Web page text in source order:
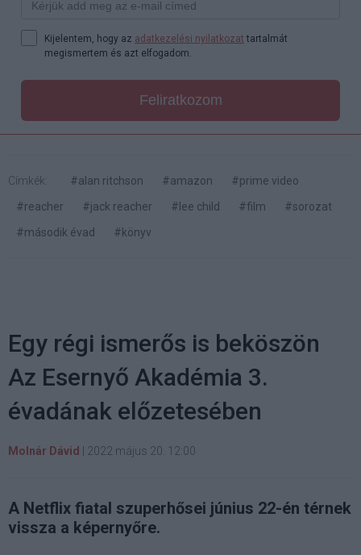
Kijelentem, hogy az adatkezelési nyilatkozat tartalmát
megismertem és azt elfogadom.
Feliratkozom
Címkék: #alan ritchson #amazon
#prime video
#reacher
#jack reacher #lee child #film
#sorozat
#második évad
#könyv
Egy régi ismerős is beköszön
Az Esernyő Akadémia 3.
évadának előzetesében
Molnár Dávid | 2022 május 20. 12:00
A Netflix fiatal szuperhősei június 22-én térnek
vissza a képernyőre.